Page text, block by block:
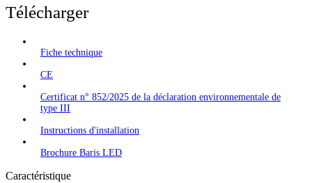
Télécharger
Fiche technique
CE
Certificat n° 852/2025 de la déclaration environnementale de
type III
Instructions d'installation
Brochure Baris LED
Caractéristique